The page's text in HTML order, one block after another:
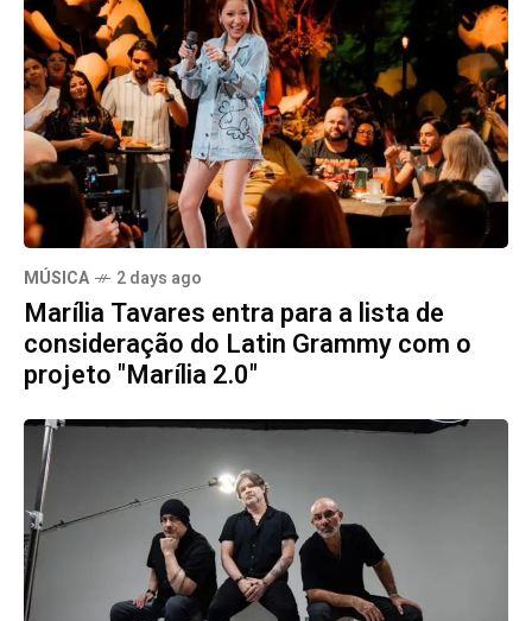
MÚSICA 2 days ago
Marília Tavares entra para a lista de
consideração do Latin Grammy com o
projeto "Marília 2.0"